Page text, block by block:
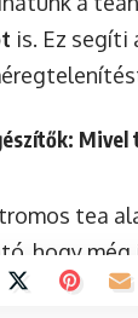
is. Ez segíti
Mivel
tea
hogy még